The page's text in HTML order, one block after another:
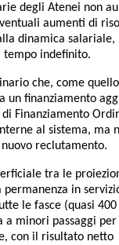
degli Atenei non
aumenti di
dinamica salariale,
indefinito.
che, come
un finanziamento
di Finanziamento
al sistema, ma
reclutamento.
tra le
in
le fasce (quasi
a minori passaggi
con il risultato